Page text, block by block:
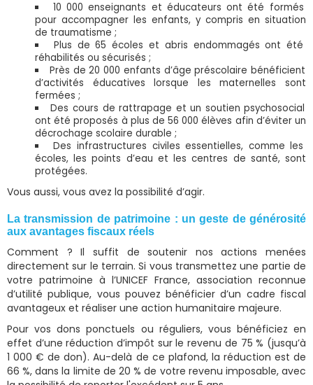
10 000 enseignants et éducateurs ont été formés
pour accompagner les enfants, y compris en situation
de traumatisme ;
Plus de 65 écoles et abris endommagés ont été
réhabilités ou sécurisés ;
Près de 20 000 enfants d’âge préscolaire bénéficient
d’activités éducatives lorsque les maternelles sont
fermées ;
Des cours de rattrapage et un soutien psychosocial
ont été proposés à plus de 56 000 élèves afin d’éviter un
décrochage scolaire durable ;
Des infrastructures civiles essentielles, comme les
écoles, les points d’eau et les centres de santé, sont
protégées.
Vous aussi, vous avez la possibilité d’agir.
La transmission de patrimoine : un geste de générosité
aux avantages fiscaux réels
Comment ? Il suffit de soutenir nos actions menées
directement sur le terrain. Si vous transmettez une partie de
votre patrimoine à l’UNICEF France, association reconnue
d’utilité publique, vous pouvez bénéficier d’un cadre fiscal
avantageux et réaliser une action humanitaire majeure.
Pour vos dons ponctuels ou réguliers, vous bénéficiez en
effet d’une réduction d’impôt sur le revenu de 75 % (jusqu’à
1 000 € de don). Au-delà de ce plafond, la réduction est de
66 %, dans la limite de 20 % de votre revenu imposable, avec